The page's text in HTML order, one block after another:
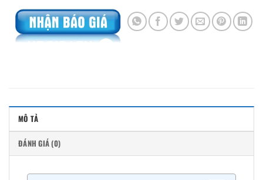
MÔ TẢ
ĐÁNH GIÁ (0)